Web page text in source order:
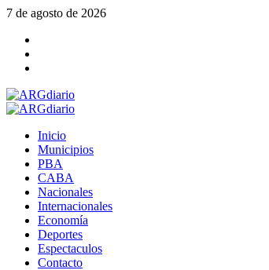
Saltar
contenido
7 de agosto de 2026
Menú
Inicio
Municipios
PBA
CABA
Nacionales
Internacionales
Economía
Deportes
Espectaculos
Contacto